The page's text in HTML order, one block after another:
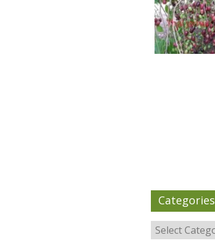
Categories
Categories